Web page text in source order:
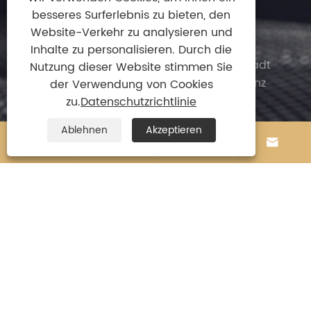
+86-13924872010
 Adresse
Jilong Intelligence Teil von Longyan, Stadt
Leliu, Bezirk Shunde, Stadt Foshan, Provinz
Guangdong, China.
 
besseres Surferlebnis zu bieten, den
Website-Verkehr zu analysieren und
Inhalte zu personalisieren. Durch die
Nutzung dieser Website stimmen Sie
der Verwendung von Cookies
zu.Datenschutzrichtlinie
Ablehnen Akzeptieren